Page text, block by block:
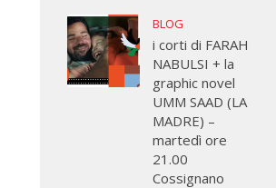
BLOG
i corti di FARAH
NABULSI + la
graphic novel
UMM SAAD (LA
MADRE) –
martedì ore
21.00
Cossignano